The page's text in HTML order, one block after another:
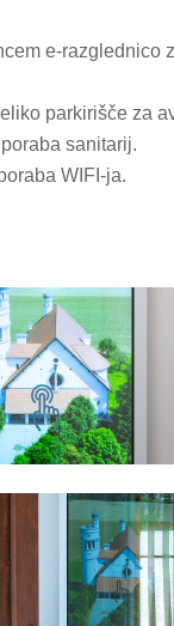
e-razglednico
parkirišče za
sanitarij.
WIFI-ja.